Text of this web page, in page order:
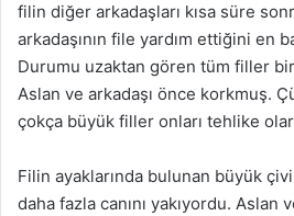
filin diğer arkadaşları kısa süre
arkadaşının file yardım ettiğini en
Durumu uzaktan gören tüm filler
Aslan ve arkadaşı önce korkmuş.
çokça büyük filler onları tehlike
Filin ayaklarında bulunan büyük
daha fazla canını yakıyordu. Aslan